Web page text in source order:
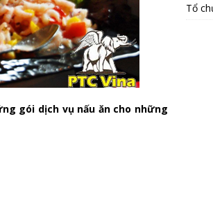
gói dịch vụ nấu ăn cho những
Tổ